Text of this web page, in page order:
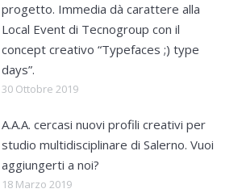
progetto. Immedia dà carattere alla
Local Event di Tecnogroup con il
concept creativo “Typefaces ;) type
days”.
30 Ottobre 2019
A.A.A. cercasi nuovi profili creativi per
studio multidisciplinare di Salerno. Vuoi
aggiungerti a noi?
18 Marzo 2019